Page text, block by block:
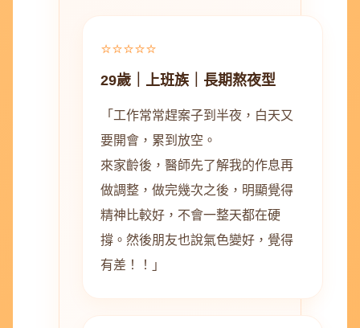
⭐️⭐️⭐️⭐️⭐️
29歲｜上班族｜長期熬夜型
「工作常常趕案子到半夜，白天又
要開會，累到放空。
來家齡後，醫師先了解我的作息再
做調整，做完幾次之後，明顯覺得
精神比較好，不會一整天都在硬
撐。然後朋友也說氣色變好，覺得
有差！！」